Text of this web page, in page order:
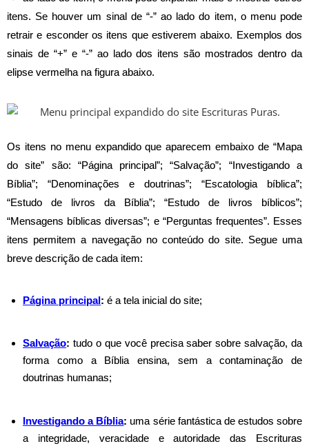
itens. Se houver um sinal de “-” ao lado do item, o menu pode
retrair e esconder os itens que estiverem abaixo. Exemplos dos
sinais de “+” e “-” ao lado dos itens são mostrados dentro da
elipse vermelha na figura abaixo.
Os itens no menu expandido que aparecem embaixo de “Mapa
do site” são: “Página principal”; “Salvação”; “Investigando a
Bíblia”; “Denominações e doutrinas”; “Escatologia bíblica”;
“Estudo de livros da Bíblia”; “Estudo de livros bíblicos”;
“Mensagens bíblicas diversas”; e “Perguntas frequentes”. Esses
itens permitem a navegação no conteúdo do site. Segue uma
breve descrição de cada item:
Página principal: é a tela inicial do site;
Salvação: tudo o que você precisa saber sobre salvação, da
forma como a Bíblia ensina, sem a contaminação de
doutrinas humanas;
Investigando a Bíblia: uma série fantástica de estudos sobre
a integridade, veracidade e autoridade das Escrituras